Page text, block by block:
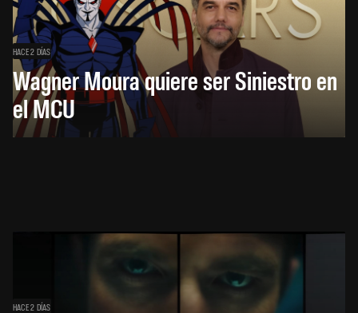
HACE 2 DÍAS
Wagner Moura quiere ser Siniestro en
el MCU
HACE 2 DÍAS